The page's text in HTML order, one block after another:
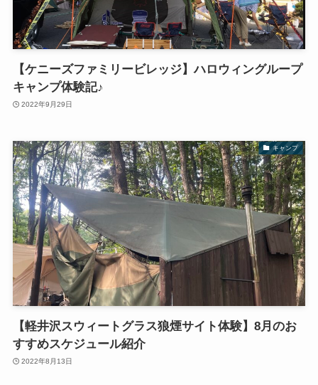
【ケニーズファミリービレッジ】ハロウィングループ
キャンプ体験記♪
2022年9月29日
キャンプ
【軽井沢スウィートグラス狼煙サイト体験】8月のお
すすめスケジュール紹介
2022年8月13日